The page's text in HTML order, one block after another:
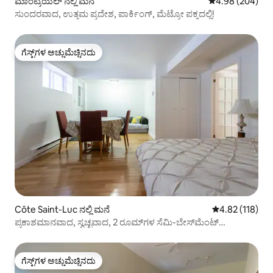
ಸುಂದರವಾದ, ಉತ್ತಮ ಪ್ರದೇಶ, ಪಾರ್ಕಿಂಗ್, ಮೆಟ್ರೋ ಪಕ್ಕದಲ್ಲಿ!
ಗೆಸ್ಟ್‌ಗಳ ಅಚ್ಚುಮೆಚ್ಚಿನದು
ಗೆಸ್ಟ್‌ಗಳ ಅಚ್ಚುಮೆಚ್ಚಿನದು
Côte Saint-Luc ನಲ್ಲಿ ಮನೆ 5 ರಲ್ಲಿ 4.82
4.82 (118)
ಪ್ರಕಾಶಮಾನವಾದ, ಸ್ವಚ್ಛವಾದ, 2 ರೂಮ್‌ಗಳ ಸೆಮಿ-ಬೇಸ್‌ಮೆಂಟ್
ಗೆಸ್ಟ್‌ಗಳ ಅಚ್ಚುಮೆಚ್ಚಿನದು
ಗೆಸ್ಟ್‌ಗಳ ಅಚ್ಚುಮೆಚ್ಚಿನದು